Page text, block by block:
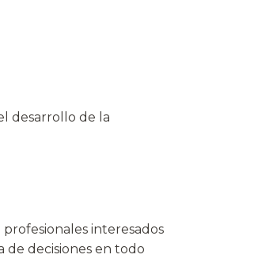
desarrollo de la
profesionales interesados
de decisiones en todo